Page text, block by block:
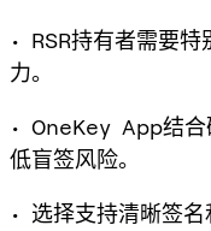
• RSR持有者需要
力。
• OneKey App结合
低盲签风险。
• 选择支持清晰签